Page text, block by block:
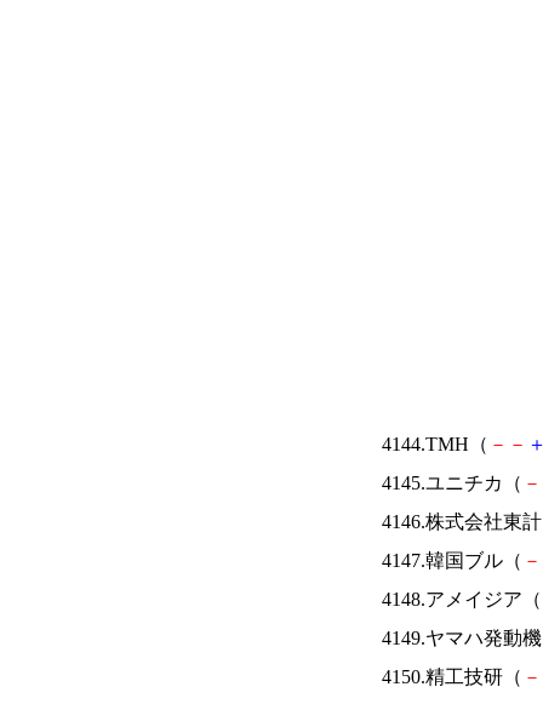
4144.TMH（ － －
4145.ユニチカ（ －
4146.株式会社東
4147.韓国ブル（ －
4148.アメイジア（
4149.ヤマハ発動
4150.精工技研（ －